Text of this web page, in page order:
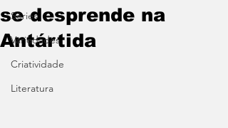
Séries
Variedades
Criatividade
Literatura
se desprende na
Antártida